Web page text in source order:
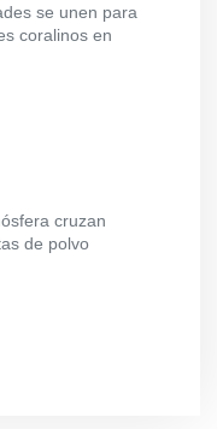
se unen para
coralinos en
cruzan
de polvo